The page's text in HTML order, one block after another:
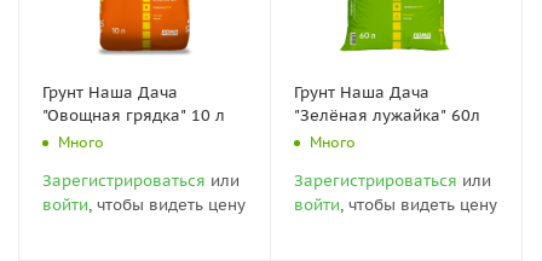
Грунт Наша Дача
"Овощная грядка" 10 л
Много
Зарегистрироваться или
войти, чтобы видеть цену
Грунт Наша Дача
"Зелёная лужайка" 60л
Много
Зарегистрироваться или
войти, чтобы видеть цену